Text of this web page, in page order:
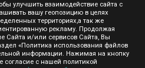
на которые ссылается
нашего сайта представлена
Network. Чтобы узнать
Google нажмите тут
улучшить взаимодействие сайта с
вашу геопозицию в целях
территориях,а так же
рекламу. Продолжая
Сайта и/или сервисов Сайта, Вы
«Политика использования файлов
информации. Нажимая на кнопку
согласие с нашей политикой